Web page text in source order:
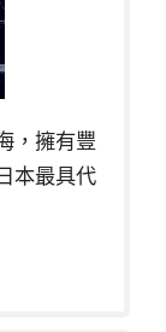
，擁有豐
本最具代